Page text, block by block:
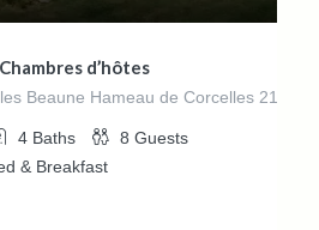
d’hôtes
Beaune Hameau de Corcelles 21550
4 Baths 8 Guests
& Breakfast